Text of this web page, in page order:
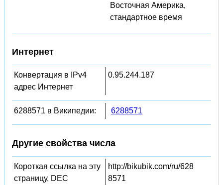
Восточная Америка,
стандартное время
Интернет
Конвертация в IPv4
адрес Интернет
0.95.244.187
6288571 в Википедии: 6288571
Другие свойства числа
Короткая ссылка на эту
страницу, DEC
http://bikubik.com/ru/628
8571